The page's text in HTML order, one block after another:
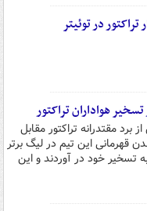
در توئیتر
هواداران تراکتور
برد مقتدرانه تراکتور مقابل
این تیم در لیگ برتر
تسخیر خود در آوردند و این